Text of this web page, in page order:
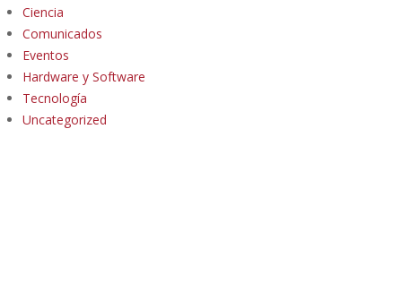
Ciencia
Comunicados
Eventos
Hardware y Software
Tecnología
Uncategorized